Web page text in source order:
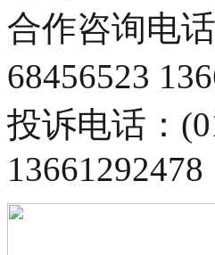
合作咨询电
68456523
投诉电话：
13661292478